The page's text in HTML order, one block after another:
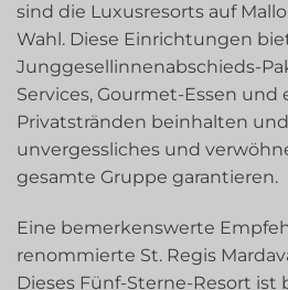
sind die Luxusresorts auf
Wahl. Diese Einrichtungen
Junggesellinnenabschieds-
Services, Gourmet-Essen und
Privatstränden beinhalten
unvergessliches und
gesamte Gruppe garantieren.
Eine bemerkenswerte
renommierte St. Regis
Dieses Fünf-Sterne-Resort ist